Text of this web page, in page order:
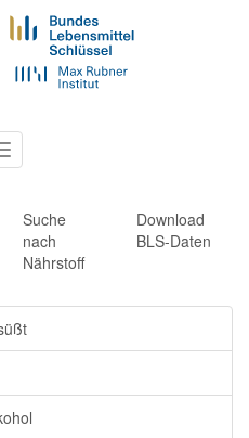
Suche
nach
Nährstoff
Download
BLS-Daten